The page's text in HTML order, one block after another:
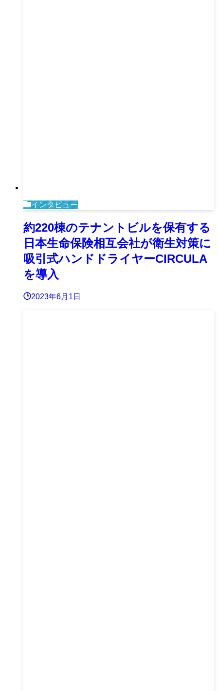
インタビュー
約220棟のテナントビルを保有する
日本生命保険相互会社が衛生対策に
吸引式ハンドドライヤーCIRCULA
を導入
2023年6月1日